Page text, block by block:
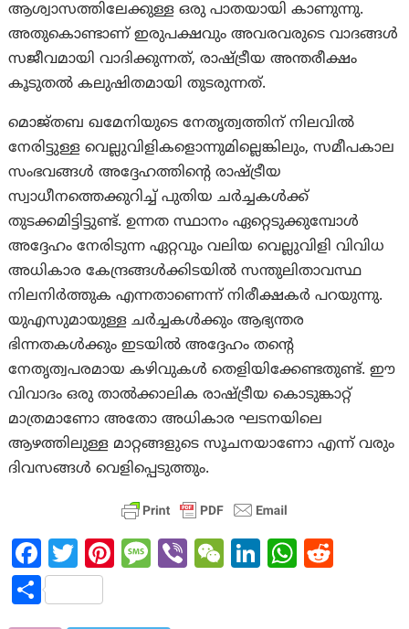
ആശ്വാസത്തിലേക്കുള്ള ഒരു പാതയായി കാണുന്നു.
അതുകൊണ്ടാണ് ഇരുപക്ഷവും അവരവരുടെ വാദങ്ങൾ
സജീവമായി വാദിക്കുന്നത്, രാഷ്ട്രീയ അന്തരീക്ഷം
കൂടുതൽ കലുഷിതമായി തുടരുന്നത്.
മൊജ്തബ ഖമേനിയുടെ നേതൃത്വത്തിന് നിലവിൽ
നേരിട്ടുള്ള വെല്ലുവിളികളൊന്നുമില്ലെങ്കിലും, സമീപകാല
സംഭവങ്ങൾ അദ്ദേഹത്തിന്റെ രാഷ്ട്രീയ
സ്വാധീനത്തെക്കുറിച്ച് പുതിയ ചർച്ചകൾക്ക്
തുടക്കമിട്ടിട്ടുണ്ട്. ഉന്നത സ്ഥാനം ഏറ്റെടുക്കുമ്പോൾ
അദ്ദേഹം നേരിടുന്ന ഏറ്റവും വലിയ വെല്ലുവിളി വിവിധ
അധികാര കേന്ദ്രങ്ങൾക്കിടയിൽ സന്തുലിതാവസ്ഥ
നിലനിർത്തുക എന്നതാണെന്ന് നിരീക്ഷകർ പറയുന്നു.
യുഎസുമായുള്ള ചർച്ചകൾക്കും ആഭ്യന്തര
ഭിന്നതകൾക്കും ഇടയിൽ അദ്ദേഹം തന്റെ
നേതൃത്വപരമായ കഴിവുകൾ തെളിയിക്കേണ്ടതുണ്ട്. ഈ
വിവാദം ഒരു താൽക്കാലിക രാഷ്ട്രീയ കൊടുങ്കാറ്റ്
മാത്രമാണോ അതോ അധികാര ഘടനയിലെ
ആഴത്തിലുള്ള മാറ്റങ്ങളുടെ സൂചനയാണോ എന്ന് വരും
ദിവസങ്ങൾ വെളിപ്പെടുത്തും.
Fa
ce
b
T
w
itt
Pi M Vi W Li W
S
h